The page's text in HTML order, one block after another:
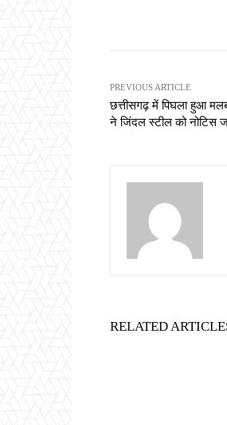
PREVIOUS ARTICLE
छत्तीसगढ़ में पिघला हुआ
ने जिंदल स्टील को नोटिस
RELATED